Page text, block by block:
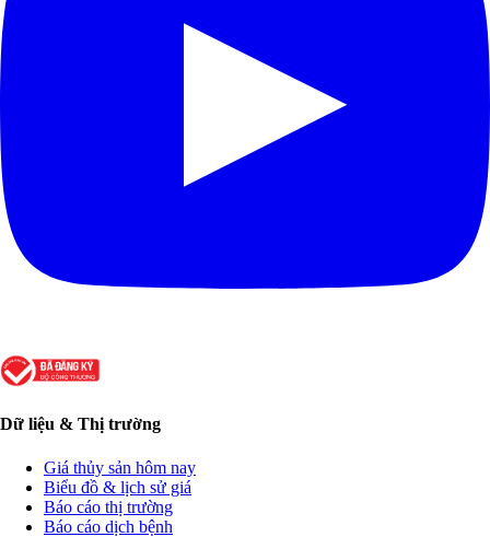
Dữ liệu & Thị trường
Giá thủy sản hôm nay
Biểu đồ & lịch sử giá
Báo cáo thị trường
Báo cáo dịch bệnh